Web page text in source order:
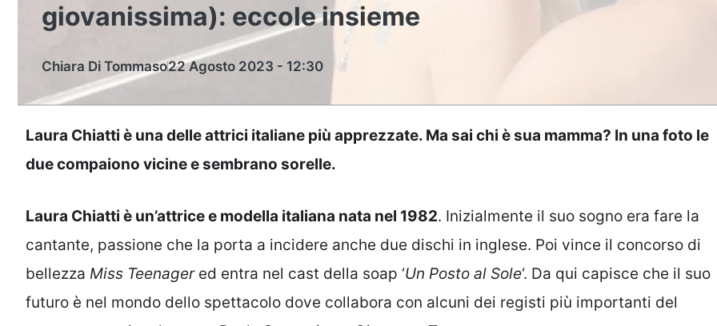
giovanissima): eccole insieme
Chiara Di Tommaso22 Agosto 2023 - 12:30
Laura Chiatti è una delle attrici italiane più apprezzate. Ma sai chi è sua mamma? In una foto le
due compaiono vicine e sembrano sorelle.
Laura Chiatti è un’attrice e modella italiana nata nel 1982. Inizialmente il suo sogno era fare la
cantante, passione che la porta a incidere anche due dischi in inglese. Poi vince il concorso di
bellezza Miss Teenagered entra nel cast della soap ‘Un Posto al Sole‘. Da qui capisce che il suo
futuro è nel mondo dello spettacolo dove collabora con alcuni dei registi più importanti del